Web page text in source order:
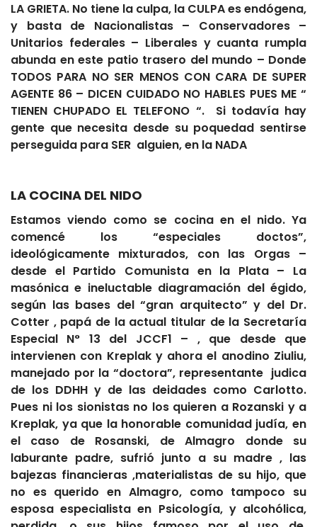
LA GRIETA. No tiene la culpa, la CULPA es endógena,
y basta de Nacionalistas – Conservadores –
Unitarios federales – Liberales y cuanta rumpla
abunda en este patio trasero del mundo – Donde
TODOS PARA NO SER MENOS CON CARA DE SUPER
AGENTE 86 – DICEN CUIDADO NO HABLES PUES ME “
TIENEN CHUPADO EL TELEFONO “. Si todavía hay
gente que necesita desde su poquedad sentirse
perseguida para SER alguien, en la NADA
LA COCINA DEL NIDO
Estamos viendo como se cocina en el nido. Ya
comencé los “especiales doctos”,
ideológicamente mixturados, con las Orgas –
desde el Partido Comunista en la Plata – La
masónica e ineluctable diagramación del égido,
según las bases del “gran arquitecto” y del Dr.
Cotter , papá de la actual titular de la Secretaría
Especial N° 13 del JCCF1 – , que desde que
intervienen con Kreplak y ahora el anodino Ziuliu,
manejado por la “doctora”, representante judica
de los DDHH y de las deidades como Carlotto.
Pues ni los sionistas no los quieren a Rozanski y a
Kreplak, ya que la honorable comunidad judía, en
el caso de Rosanski, de Almagro donde su
laburante padre, sufrió junto a su madre , las
bajezas financieras ,materialistas de su hijo, que
no es querido en Almagro, como tampoco su
esposa especialista en Psicología, y alcohólica,